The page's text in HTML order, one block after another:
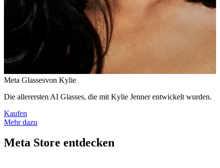
Meta Glassesvon Kylie
Die allerersten AI Glasses, die mit Kylie Jenner entwickelt wurden.
Kaufen
Mehr dazu
Meta Store entdecken